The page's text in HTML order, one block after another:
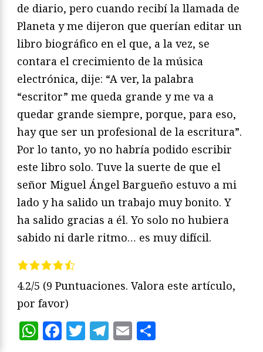
de diario, pero cuando recibí la llamada de
Planeta y me dijeron que querían editar un
libro biográfico en el que, a la vez, se
contara el crecimiento de la música
electrónica, dije: “A ver, la palabra
“escritor” me queda grande y me va a
quedar grande siempre, porque, para eso,
hay que ser un profesional de la escritura”.
Por lo tanto, yo no habría podido escribir
este libro solo. Tuve la suerte de que el
señor Miguel Ángel Bargueño estuvo a mi
lado y ha salido un trabajo muy bonito. Y
ha salido gracias a él. Yo solo no hubiera
sabido ni darle ritmo… es muy difícil.
4.2/5 (9 Puntuaciones. Valora este artículo,
por favor)
WhatsApp
Facebook
Twitter
Telegram
Email